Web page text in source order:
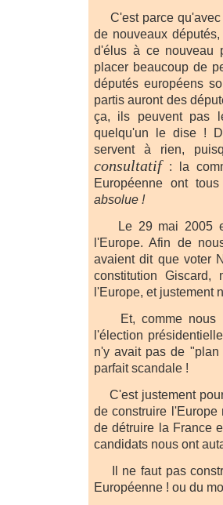
C'est parce qu'avec
de nouveaux
d'élus à ce nouveau
placer beaucoup de
députés européens
partis auront des
ça, ils peuvent pas
quelqu'un le dise !
servent à rien,
consultatif:
la
Européenne ont
absolue !
Le 29 mai 2005
l'Europe. Afin de
avaient dit que voter
constitution
l'Europe, et justement
Et, comme nous
l'élection
n'y avait pas de
parfait scandale !
C'est justement
de construire l'Europe
de détruire la France
candidats nous ont
Il ne faut pas
Européenne ! ou du